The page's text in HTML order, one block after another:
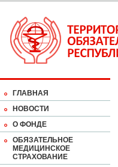
ГЛАВНАЯ
НОВОСТИ
О ФОНДЕ
ОБЯЗАТЕЛЬНОЕ
МЕДИЦИНСКОЕ
СТРАХОВАНИЕ